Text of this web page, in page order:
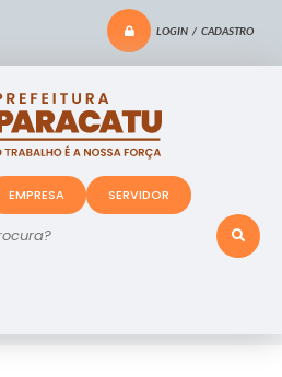
LOGIN / CADASTRO
EMPRESA SERVIDOR